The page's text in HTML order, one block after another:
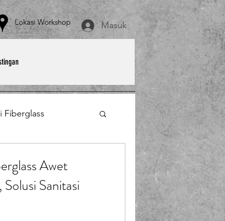
Workshop Masuk
Fiberglass
Awet
Sanitasi